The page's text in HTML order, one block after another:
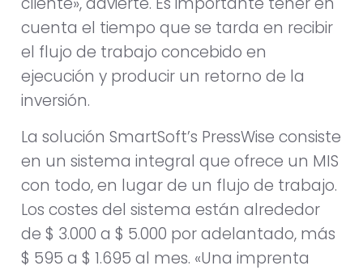
cuenta el tiempo que se tarda en recibir
el flujo de trabajo concebido en
ejecución y producir un retorno de la
inversión.
La solución SmartSoft’s PressWise consiste
en un sistema integral que ofrece un MIS
con todo, en lugar de un flujo de trabajo.
Los costes del sistema están alrededor
de $ 3.000 a $ 5.000 por adelantado, más
$ 595 a $ 1.695 al mes. «Una imprenta